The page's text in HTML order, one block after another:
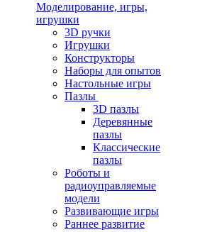
Моделирование, игры,
игрушки
3D ручки
Игрушки
Конструкторы
Наборы для опытов
Настольные игры
Пазлы
3D пазлы
Деревянные
пазлы
Классические
пазлы
Роботы и
радиоуправляемые
модели
Развивающие игры
Раннее развитие